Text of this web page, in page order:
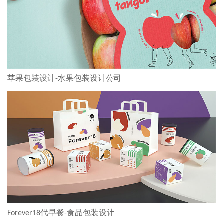
苹果包装设计-水果包装设计公司
Forever18代早餐-食品包装设计